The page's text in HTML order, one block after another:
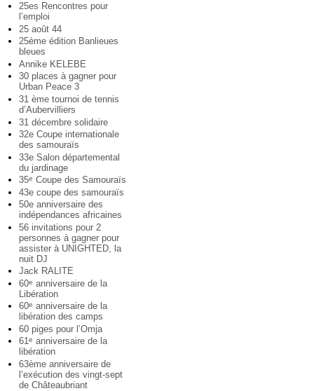
25es Rencontres pour
l’emploi
25 août 44
25ème édition Banlieues
bleues
Annike KELEBE
30 places à gagner pour
Urban Peace 3
31 ème tournoi de tennis
d’Aubervilliers
31 décembre solidaire
32e Coupe internationale
des samouraïs
33e Salon départemental
du jardinage
35e Coupe des Samouraïs
43e coupe des samouraïs
50e anniversaire des
indépendances africaines
56 invitations pour 2
personnes à gagner pour
assister à UNIGHTED, la
nuit DJ
Jack RALITE
60e anniversaire de la
Libération
60e anniversaire de la
libération des camps
60 piges pour l’Omja
61e anniversaire de la
libération
63ème anniversaire de
l’exécution des vingt-sept
de Châteaubriant